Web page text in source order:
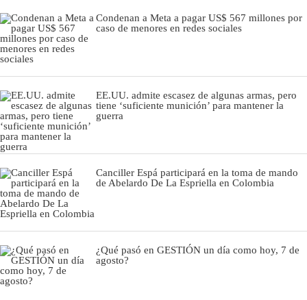
Condenan a Meta a pagar US$ 567 millones por
caso de menores en redes sociales
EE.UU. admite escasez de algunas armas, pero
tiene ‘suficiente munición’ para mantener la
guerra
Canciller Espá participará en la toma de mando
de Abelardo De La Espriella en Colombia
¿Qué pasó en GESTIÓN un día como hoy, 7 de
agosto?